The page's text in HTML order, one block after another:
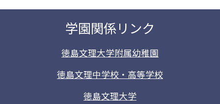
学園関係リンク
徳島文理大学附属幼稚園
徳島文理中学校・高等学校
徳島文理大学